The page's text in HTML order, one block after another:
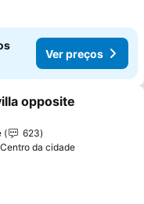
Ver preços
aos favoritos
opposite
623
da cidade